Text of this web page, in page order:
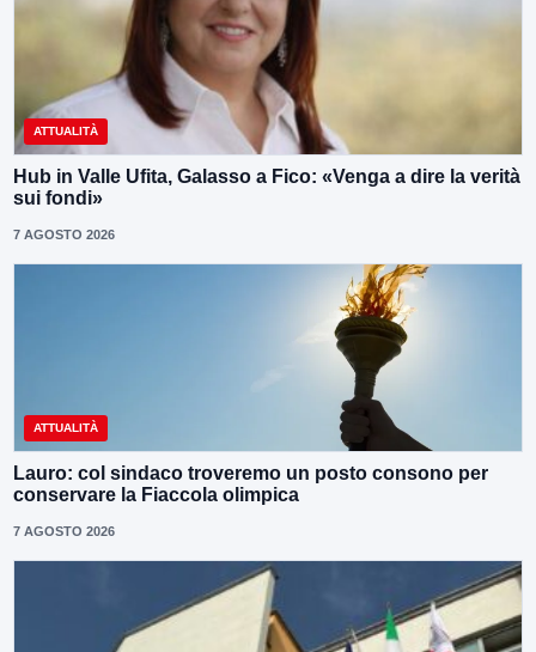
ATTUALITÀ
Hub in Valle Ufita, Galasso a Fico: «Venga a dire la verità
sui fondi»
7 AGOSTO 2026
ATTUALITÀ
Lauro: col sindaco troveremo un posto consono per
conservare la Fiaccola olimpica
7 AGOSTO 2026